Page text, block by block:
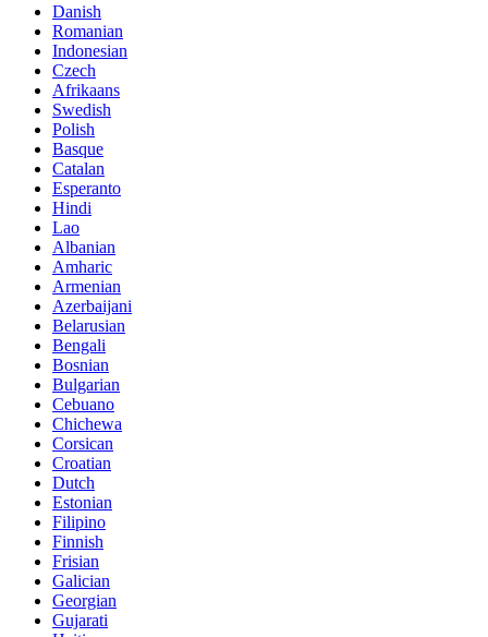
Danish
Romanian
Indonesian
Czech
Afrikaans
Swedish
Polish
Basque
Catalan
Esperanto
Hindi
Lao
Albanian
Amharic
Armenian
Azerbaijani
Belarusian
Bengali
Bosnian
Bulgarian
Cebuano
Chichewa
Corsican
Croatian
Dutch
Estonian
Filipino
Finnish
Frisian
Galician
Georgian
Gujarati